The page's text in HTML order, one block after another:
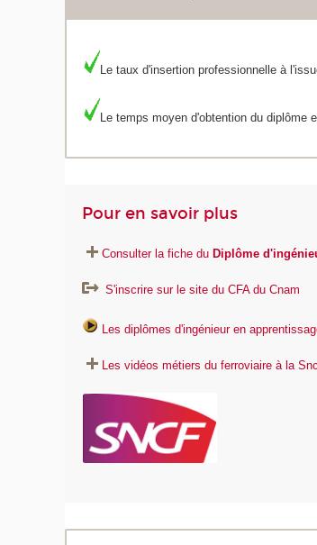
Le taux d'insertion professionnelle à
Le temps moyen d'obtention du diplôme
Pour en savoir plus
Consulter la fiche duDiplôme
S'inscrire sur le site du CFA du Cnam
Les diplômes d'ingénieur en
Les vidéos métiers du ferroviaire à la